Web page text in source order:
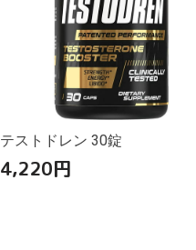
テストドレン 30錠
4,220円